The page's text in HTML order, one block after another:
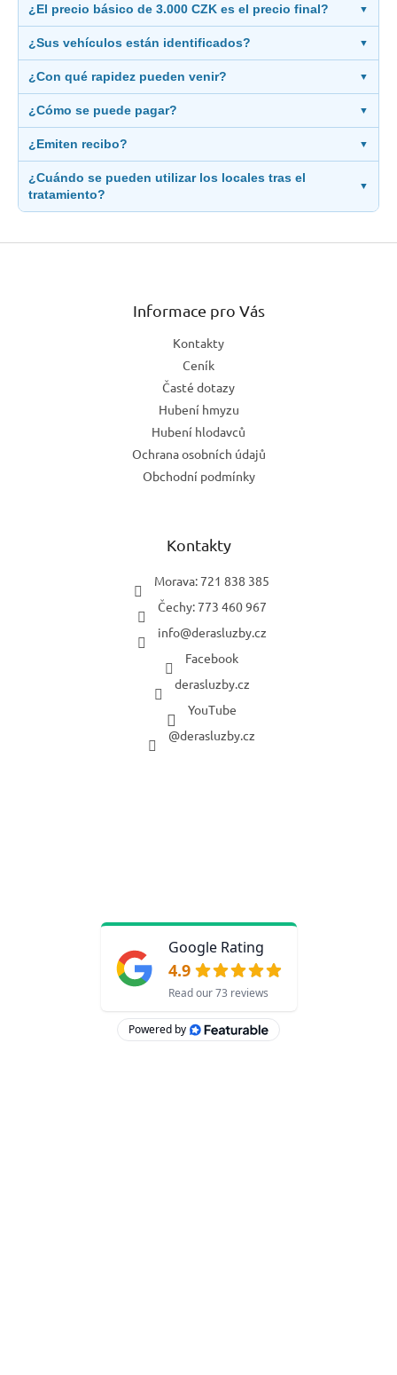
¿El precio básico de 3.000 CZK es el precio final? ▼
¿Sus vehículos están identificados? ▼
¿Con qué rapidez pueden venir? ▼
¿Cómo se puede pagar? ▼
¿Emiten recibo? ▼
¿Cuándo se pueden utilizar los locales tras el
tratamiento?
▼
Z
Informace pro Vás
Kontakty
Ceník
Časté dotazy
Hubení hmyzu
Hubení hlodavců
Ochrana osobních údajů
Obchodní podmínky
Kontakty
Morava: 721 838 385
Čechy: 773 460 967
info@derasluzby.cz
Facebook
derasluzby.cz
YouTube
@derasluzby.cz